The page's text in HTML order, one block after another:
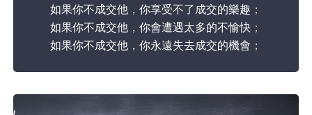
如果你不成交他，你享受不了成交的樂趣；
如果你不成交他，你會遭遇太多的不愉快；
如果你不成交他，你永遠失去成交的機會；